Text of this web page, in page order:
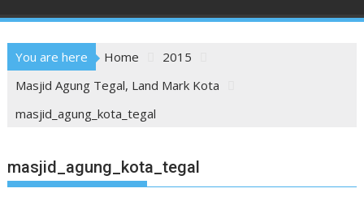
You are here Home
2015
Masjid Agung Tegal, Land Mark Kota
masjid_agung_kota_tegal
masjid_agung_kota_tegal